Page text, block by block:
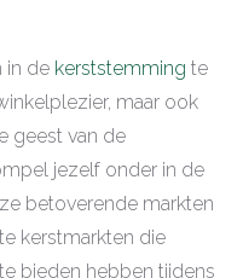
in de kerststemming te
maar ook
geest van de
jezelf onder in de
betoverende markten
kerstmarkten die
bieden hebben tijdens